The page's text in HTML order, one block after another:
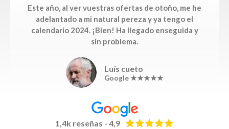
Este año, al ver vuestras ofertas de otoño, me he
adelantado a mi natural pereza y ya tengo el
calendario 2024. ¡Bien! Ha llegado enseguida y
sin problema.
Luís cueto
Google ★★★★★
1,4k reseñas - 4,9